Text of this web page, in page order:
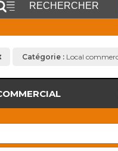
RECHERCHER
Catégorie : Local